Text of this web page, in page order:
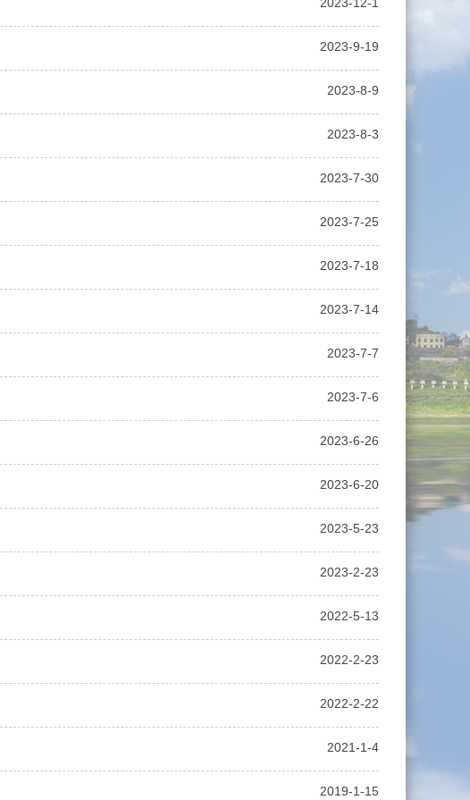
2023-9-19
2023-8-9
2023-8-3
2023-7-30
2023-7-25
2023-7-18
2023-7-14
2023-7-7
2023-7-6
2023-6-26
2023-6-20
2023-5-23
2023-2-23
2022-5-13
2022-2-23
2022-2-22
2021-1-4
2019-1-15